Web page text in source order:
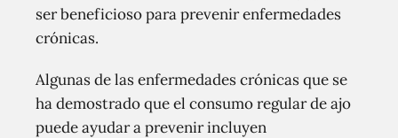
ser beneficioso para prevenir enfermedades
crónicas.
Algunas de las enfermedades crónicas que se
ha demostrado que el consumo regular de ajo
puede ayudar a prevenir incluyen